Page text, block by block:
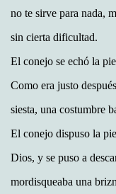
no te sirve para nada,
sin cierta dificultad.
El conejo se echó la
Como era justo
siesta, una costumbre
El conejo dispuso la
Dios, y se puso a
mordisqueaba una